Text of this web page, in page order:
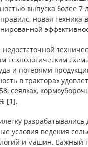
выпуска более 7
новая техника
технологическим
и потерями
в тракторах
сеялках,
[1].
условия ведения
и машин. Важный